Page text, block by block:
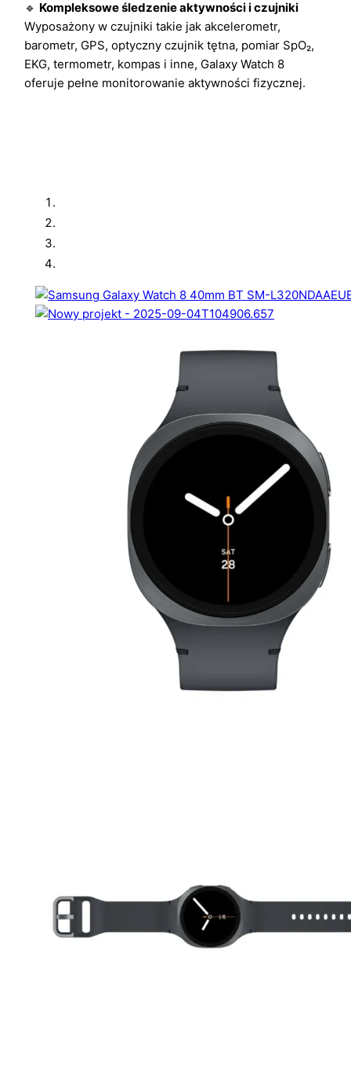
🔹 Kompleksowe śledzenie aktywności i czujniki
Wyposażony w czujniki takie jak akcelerometr,
barometr, GPS, optyczny czujnik tętna, pomiar SpO₂,
EKG, termometr, kompas i inne, Galaxy Watch 8
oferuje pełne monitorowanie aktywności fizycznej.